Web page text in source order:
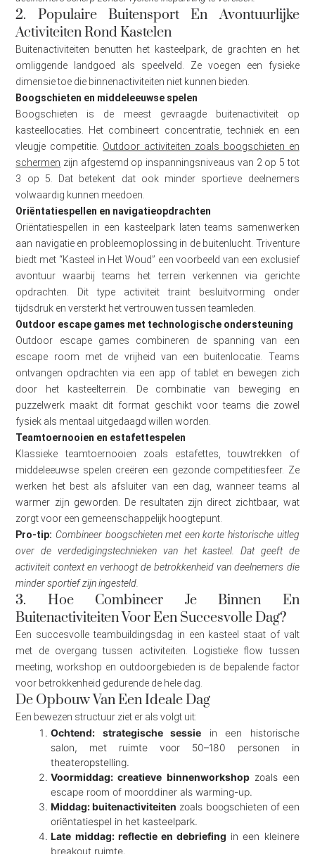
2. Populaire Buitensport En Avontuurlijke
Activiteiten Rond Kastelen
Buitenactiviteiten benutten het kasteelpark, de grachten en het
omliggende landgoed als speelveld. Ze voegen een fysieke
dimensie toe die binnenactiviteiten niet kunnen bieden.
Boogschieten en middeleeuwse spelen
Boogschieten is de meest gevraagde buitenactiviteit op
kasteellocaties. Het combineert concentratie, techniek en een
vleugje competitie. Outdoor activiteiten zoals boogschieten en
schermen zijn afgestemd op inspanningsniveaus van 2 op 5 tot
3 op 5. Dat betekent dat ook minder sportieve deelnemers
volwaardig kunnen meedoen.
Oriëntatiespellen en navigatieopdrachten
Oriëntatiespellen in een kasteelpark laten teams samenwerken
aan navigatie en probleemoplossing in de buitenlucht. Triventure
biedt met “Kasteel in Het Woud” een voorbeeld van een exclusief
avontuur waarbij teams het terrein verkennen via gerichte
opdrachten. Dit type activiteit traint besluitvorming onder
tijdsdruk en versterkt het vertrouwen tussen teamleden.
Outdoor escape games met technologische ondersteuning
Outdoor escape games combineren de spanning van een
escape room met de vrijheid van een buitenlocatie. Teams
ontvangen opdrachten via een app of tablet en bewegen zich
door het kasteelterrein. De combinatie van beweging en
puzzelwerk maakt dit format geschikt voor teams die zowel
fysiek als mentaal uitgedaagd willen worden.
Teamtoernooien en estafettespelen
Klassieke teamtoernooien zoals estafettes, touwtrekken of
middeleeuwse spelen creëren een gezonde competitiesfeer. Ze
werken het best als afsluiter van een dag, wanneer teams al
warmer zijn geworden. De resultaten zijn direct zichtbaar, wat
zorgt voor een gemeenschappelijk hoogtepunt.
Pro-tip: Combineer boogschieten met een korte historische uitleg
over de verdedigingstechnieken van het kasteel. Dat geeft de
activiteit context en verhoogt de betrokkenheid van deelnemers die
minder sportief zijn ingesteld.
3. Hoe Combineer Je Binnen En
Buitenactiviteiten Voor Een Succesvolle Dag?
Een succesvolle teambuildingsdag in een kasteel staat of valt
met de overgang tussen activiteiten. Logistieke flow tussen
meeting, workshop en outdoorgebieden is de bepalende factor
voor betrokkenheid gedurende de hele dag.
De Opbouw Van Een Ideale Dag
Een bewezen structuur ziet er als volgt uit:
Ochtend: strategische sessie in een historische
salon, met ruimte voor 50–180 personen in
theateropstelling.
Voormiddag: creatieve binnenworkshopzoals een
escape room of moorddiner als warming-up.
Middag: buitenactiviteiten zoals boogschieten of een
oriëntatiespel in het kasteelpark.
Late middag: reflectie en debriefing in een kleinere
breakout ruimte.